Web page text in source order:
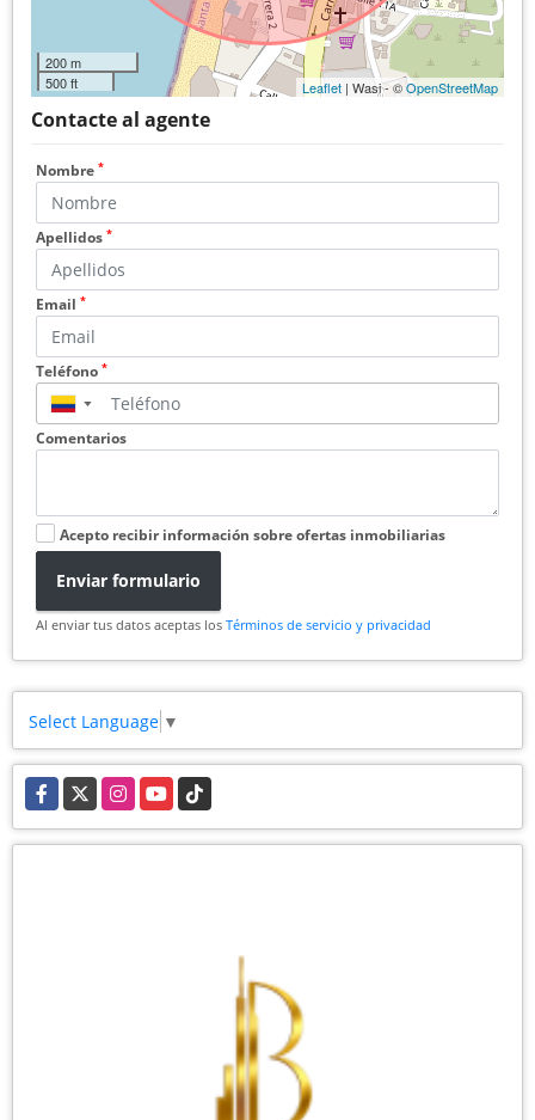
200 m
500 ft
Leaflet | Wasi - ©OpenStreetMap
Contacte al agente
Nombre *
Apellidos *
Email *
Teléfono *
▼
Comentarios
Acepto recibir información sobre ofertas inmobiliarias
Enviar formulario
Al enviar tus datos aceptas los Términos de servicio y privacidad
Select Language ▼
Facebook
X InstagramYouTubeTikTok